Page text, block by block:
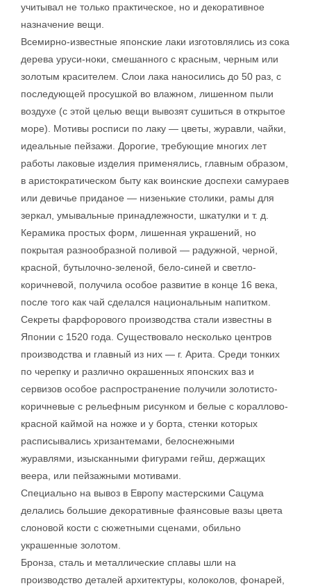
учитывал не только практическое, но и декоративное
назначение вещи.
Всемирно-известные японские лаки изготовлялись из сока
дерева уруси-ноки, смешанного с красным, черным или
золотым красителем. Слои лака наносились до 50 раз, с
последующей просушкой во влажном, лишенном пыли
воздухе (с этой целью вещи вывозят сушиться в открытое
море). Мотивы росписи по лаку — цветы, журавли, чайки,
идеальные пейзажи. Дорогие, требующие многих лет
работы лаковые изделия применялись, главным образом,
в аристократическом быту как воинские доспехи самураев
или девичье приданое — низенькие столики, рамы для
зеркал, умывальные принадлежности, шкатулки и т. д.
Керамика простых форм, лишенная украшений, но
покрытая разнообразной поливой — радужной, черной,
красной, бутылочно-зеленой, бело-синей и светло-
коричневой, получила особое развитие в конце 16 века,
после того как чай сделался национальным напитком.
Секреты фарфорового производства стали известны в
Японии с 1520 года. Существовало несколько центров
производства и главный из них — г. Арита. Среди тонких
по черепку и различно окрашенных японских ваз и
сервизов особое распространение получили золотисто-
коричневые с рельефным рисунком и белые с кораллово-
красной каймой на ножке и у борта, стенки которых
расписывались хризантемами, белоснежными
журавлями, изысканными фигурами гейш, держащих
веера, или пейзажными мотивами.
Специально на вывоз в Европу мастерскими Сацума
делались большие декоративные фаянсовые вазы цвета
слоновой кости с сюжетными сценами, обильно
украшенные золотом.
Бронза, сталь и металлические сплавы шли на
производство деталей архитектуры, колоколов, фонарей,